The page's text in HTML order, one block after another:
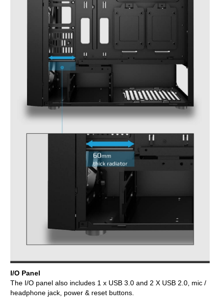
I/O Panel
The I/O panel also includes 1 x USB 3.0 and 2 X USB 2.0, mic /
headphone jack, power & reset buttons.